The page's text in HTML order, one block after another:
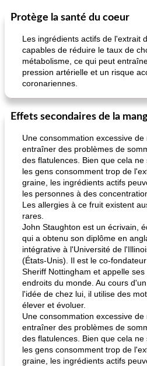
Protège la santé du coeur
Les ingrédients actifs de l'extrait
capables de réduire le taux de
métabolisme, ce qui peut
pression artérielle et un risque
coronariennes.
Effets secondaires de la
Une consommation excessive
entraîner des problèmes de
des flatulences. Bien que cela
les gens consomment trop de
graine, les ingrédients actifs
les personnes à des
Les allergies à ce fruit existent
rares.
John Staughton est un écrivain,
qui a obtenu son diplôme en
intégrative à l'Université de
(États-Unis). Il est le co-
Sheriff Nottingham et appelle
endroits du monde. Au cours
l'idée de chez lui, il utilise des
élever et évoluer.
Une consommation excessive
entraîner des problèmes de
des flatulences. Bien que cela
les gens consomment trop de
graine, les ingrédients actifs